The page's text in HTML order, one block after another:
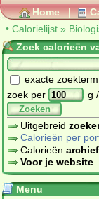
Home |
• Calorielijst »
Zoek calorieën
exacte zoekterm
zoek per
g
Zoeken
Uitgebreid
Calorieën per
Calorieën archief
Voor je website
Menu